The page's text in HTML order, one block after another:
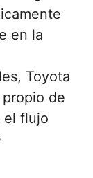
en la
Toyota
de
el flujo